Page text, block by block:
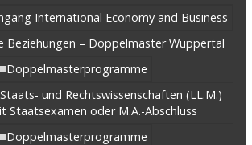
International Economy and Business
Beziehungen – Doppelmaster Wuppertal
Doppelmasterprogramme
und Rechtswissenschaften (LL.M.)
Staatsexamen oder M.A.-Abschluss
Doppelmasterprogramme